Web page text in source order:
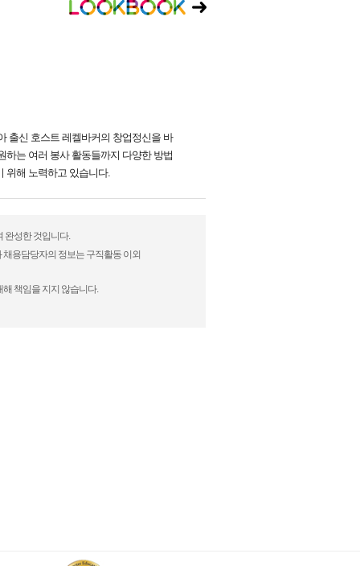
출신 호스트 레켈바커의 창업정신을 바
하는 여러 봉사 활동들까지 다양한 방법
위해 노력하고 있습니다.
완성한 것입니다.
용담당자의 정보는 구직활동 이외
책임을 지지 않습니다.